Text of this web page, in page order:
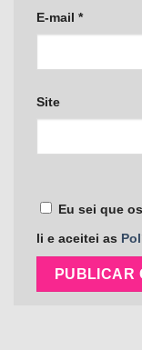
E-mail *
Site
Eu sei que
li e aceitei as